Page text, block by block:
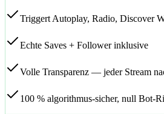
Triggert Autoplay, Radio, Discover
Echte Saves + Follower inklusive
Volle Transparenz — jeder Stream
100 % algorithmus-sicher, null Bot-